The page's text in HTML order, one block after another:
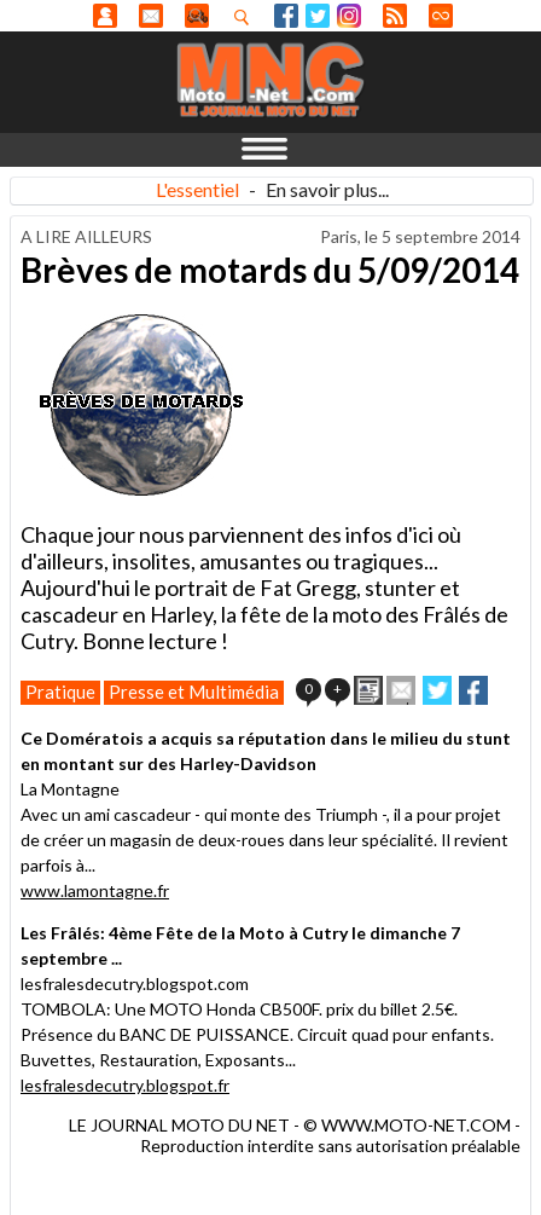
L'essentiel - En savoir plus...
A LIRE AILLEURS Paris, le 5 septembre 2014
Brèves de motards du 5/09/2014
Chaque jour nous parviennent des infos d'ici où
d'ailleurs, insolites, amusantes ou tragiques...
Aujourd'hui le portrait de Fat Gregg, stunter et
cascadeur en Harley, la fête de la moto des Frâlés de
Cutry. Bonne lecture !
Pratique Presse et Multimédia 0 + ImprimerEnvoyer
cet
à
Partager
sur
sur
Ce Domératois a acquis sa réputation dans le milieu du stunt
en montant sur des Harley-Davidson
La Montagne
Avec un ami cascadeur - qui monte des Triumph -, il a pour projet
de créer un magasin de deux-roues dans leur spécialité. Il revient
parfois à...
www.lamontagne.fr
Les Frâlés: 4ème Fête de la Moto à Cutry le dimanche 7
septembre ...
lesfralesdecutry.blogspot.com
TOMBOLA: Une MOTO Honda CB500F. prix du billet 2.5€.
Présence du BANC DE PUISSANCE. Circuit quad pour enfants.
Buvettes, Restauration, Exposants...
lesfralesdecutry.blogspot.fr
LE JOURNAL MOTO DU NET - © WWW.MOTO-NET.COM -
Reproduction interdite sans autorisation préalable